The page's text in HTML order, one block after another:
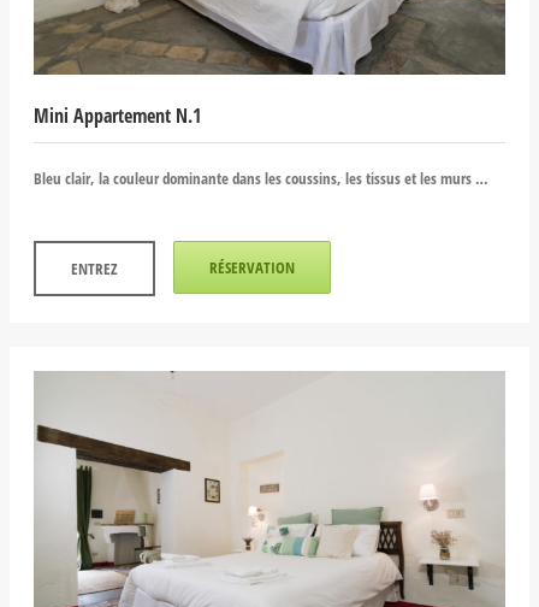
Mini Appartement N.1
Bleu clair, la couleur dominante dans les coussins, les tissus et les murs …
ENTREZ RÉSERVATION